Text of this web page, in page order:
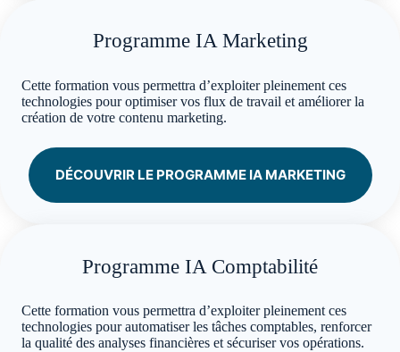
Programme IA Marketing
Cette formation vous permettra d’exploiter pleinement ces
technologies pour optimiser vos flux de travail et améliorer la
création de votre contenu marketing.
DÉCOUVRIR LE PROGRAMME IA MARKETING
Programme IA Comptabilité
Cette formation vous permettra d’exploiter pleinement ces
technologies pour automatiser les tâches comptables, renforcer
la qualité des analyses financières et sécuriser vos opérations.